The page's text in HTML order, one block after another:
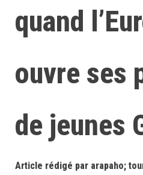
quand
ouvre ses
de jeunes
Article rédigé par arapaho;